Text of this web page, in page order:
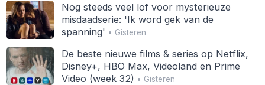
Nog steeds veel lof voor mysterieuze
misdaadserie: 'Ik word gek van de
spanning' • Gisteren
De beste nieuwe films & series op Netflix,
Disney+, HBO Max, Videoland en Prime
Video (week 32) • Gisteren